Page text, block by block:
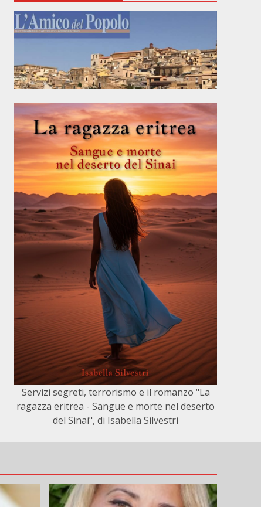
Servizi segreti, terrorismo e il romanzo "La
ragazza eritrea - Sangue e morte nel deserto
del Sinai", di Isabella Silvestri